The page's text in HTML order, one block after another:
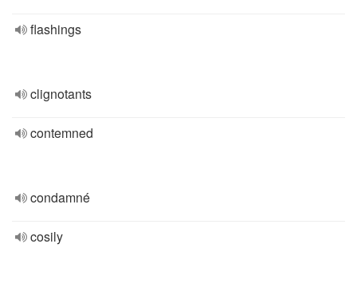
flashings
clignotants
contemned
condamné
cosily